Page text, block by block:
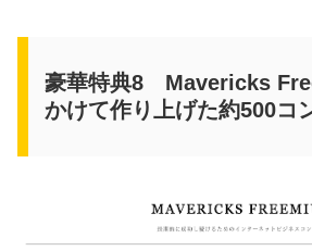
豪華特典8 Mavericks
かけて作り上げた約500コ